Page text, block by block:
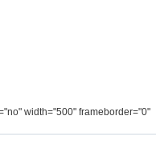
width="500" frameborder="0"